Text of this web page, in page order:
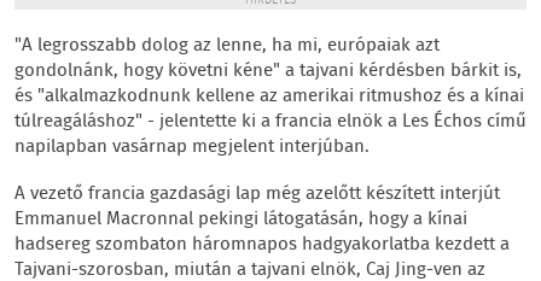
"A legrosszabb dolog az lenne, ha mi, európaiak azt
gondolnánk, hogy követni kéne" a tajvani kérdésben bárkit is,
és "alkalmazkodnunk kellene az amerikai ritmushoz és a kínai
túlreagáláshoz" - jelentette ki a francia elnök a Les Échos című
napilapban vasárnap megjelent interjúban.
A vezető francia gazdasági lap még azelőtt készített interjút
Emmanuel Macronnal pekingi látogatásán, hogy a kínai
hadsereg szombaton háromnapos hadgyakorlatba kezdett a
Tajvani-szorosban, miután a tajvani elnök, Caj Jing-ven az